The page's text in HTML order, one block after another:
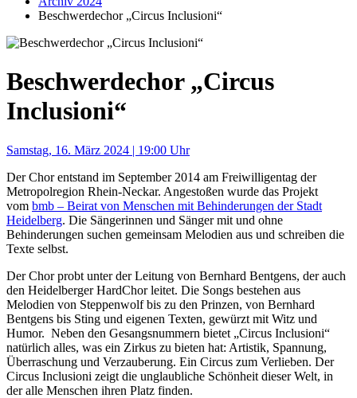
Beschwerdechor „Circus Inclusioni“
Beschwerdechor „Circus
Inclusioni“
Samstag, 16. März 2024 | 19:00 Uhr
Der Chor entstand im September 2014 am Freiwilligentag der
Metropolregion Rhein-Neckar. Angestoßen wurde das Projekt
vom bmb – Beirat von Menschen mit Behinderungen der Stadt
Heidelberg. Die Sängerinnen und Sänger mit und ohne
Behinderungen suchen gemeinsam Melodien aus und schreiben die
Texte selbst.
Der Chor probt unter der Leitung von Bernhard Bentgens, der auch
den Heidelberger HardChor leitet. Die Songs bestehen aus
Melodien von Steppenwolf bis zu den Prinzen, von Bernhard
Bentgens bis Sting und eigenen Texten, gewürzt mit Witz und
Humor. Neben den Gesangsnummern bietet „Circus Inclusioni“
natürlich alles, was ein Zirkus zu bieten hat: Artistik, Spannung,
Überraschung und Verzauberung. Ein Circus zum Verlieben. Der
Circus Inclusioni zeigt die unglaubliche Schönheit dieser Welt, in
der alle Menschen ihren Platz finden.